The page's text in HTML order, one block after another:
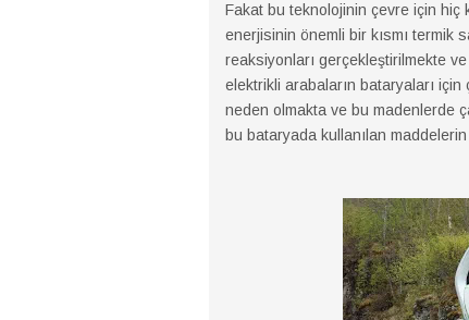
Fakat bu teknolojinin çevre için hiç
enerjisinin önemli bir kısmı termik
reaksiyonları gerçekleştirilmekte
elektrikli arabaların bataryaları
neden olmakta ve bu madenlerde
bu bataryada kullanılan